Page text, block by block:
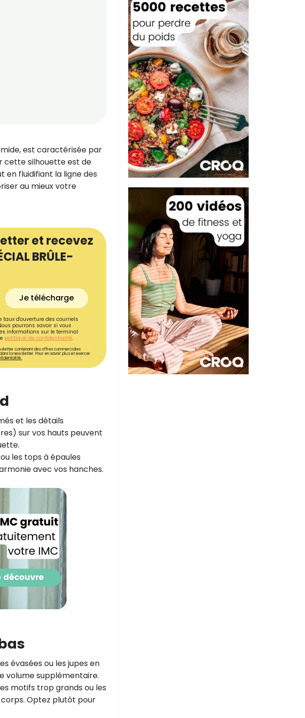
est caractérisée par
cette silhouette est de
fluidifiant la ligne des
au mieux votre
et recevez
BRÛLE-
Je télécharge
taux d'ouverture des courriels
pourrons savoir si vous
informations sur le terminal
politique de confidentialité.
contenant des offres commerciales
la newsletter. Pour en savoir plus et exercer
et les détails
sur vos hauts peuvent
les tops à épaules
avec vos hanches.
évasées ou les jupes en
volume supplémentaire.
motifs trop grands ou les
Optez plutôt pour
gratuitement 180
inédites de CROQ
newsletter promotionnelle de
à ce que la société Digital
analyse le taux d'ouverture
pour mesurer et optimiser les
des campagnes. Nous
savoir si vous ouvrez les courriels,
laquelle vous le faites ainsi que
sur le terminal que vous
en savoir plus sur ces traceurs,
politique de confidentialité
mon cadeau !
pourrez vous désinscrire en utilisant le lien de
dans la newsletter. Pour en savoir plus et